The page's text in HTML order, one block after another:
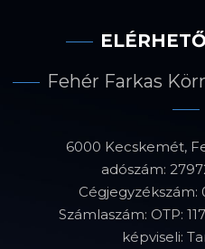
Fehér Farkas
6000 Kecskemét,
adószám:
Cégjegyzékszám:
Számlaszám: OTP:
képviseli: